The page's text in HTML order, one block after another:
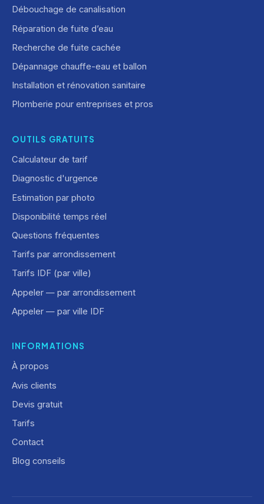
Débouchage de canalisation
Réparation de fuite d’eau
Recherche de fuite cachée
Dépannage chauffe-eau et ballon
Installation et rénovation sanitaire
Plomberie pour entreprises et pros
OUTILS GRATUITS
Calculateur de tarif
Diagnostic d'urgence
Estimation par photo
Disponibilité temps réel
Questions fréquentes
Tarifs par arrondissement
Tarifs IDF (par ville)
Appeler — par arrondissement
Appeler — par ville IDF
INFORMATIONS
À propos
Avis clients
Devis gratuit
Tarifs
Contact
Blog conseils